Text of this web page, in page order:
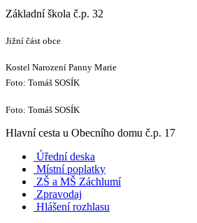
Základní škola č.p. 32
Jižní část obce
Kostel Narození Panny Marie
Foto: Tomáš SOSÍK
Foto: Tomáš SOSÍK
Hlavní cesta u Obecního domu č.p. 17
Úřední deska
Místní poplatky
ZŠ a MŠ Záchlumí
Zpravodaj
Hlášení rozhlasu